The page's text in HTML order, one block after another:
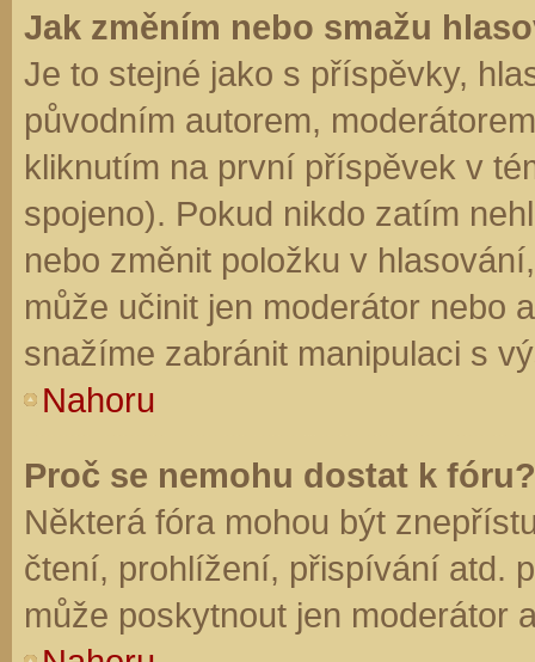
Jak změním nebo smažu
Je to stejné jako s příspěvky,
původním autorem,
kliknutím na první příspěvek v
spojeno). Pokud nikdo zatím
nebo změnit položku v
může učinit jen moderátor nebo
snažíme zabránit manipulaci s
Nahoru
Proč se nemohu dostat k fóru?
Některá fóra mohou být
čtení, prohlížení, přispívání atd.
může poskytnout jen moderátor